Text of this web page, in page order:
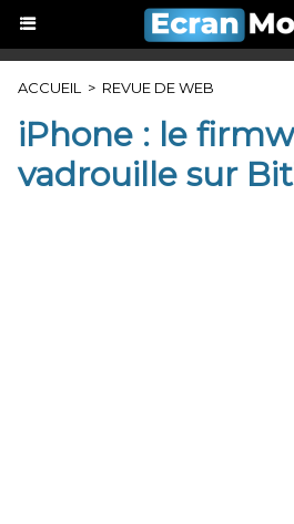
ACCUEIL > REVUE DE WEB
iPhone : le
vadrouille sur